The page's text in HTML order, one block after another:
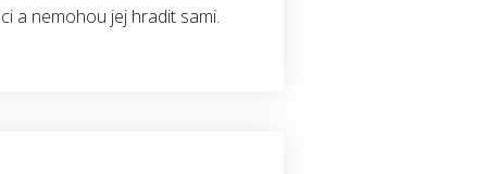
a nemohou jej hradit sami.